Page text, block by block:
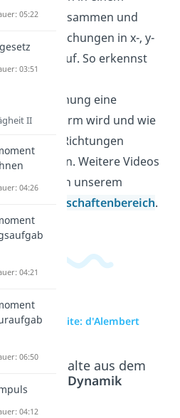
zusammen und
die Gleichungen in x-, y-
z-Richtung auf. So erkennst
eine
wird und wie
und Richtungen
Weitere Videos
findest du in unserem
.
zur Videoseite: d'Alembert
Inhalte aus dem
Dynamik
05:22
03:51
II
04:26
04:21
06:50
04:12